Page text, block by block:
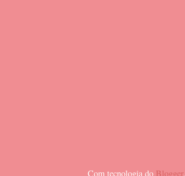
Com tecnologia do Blogger.